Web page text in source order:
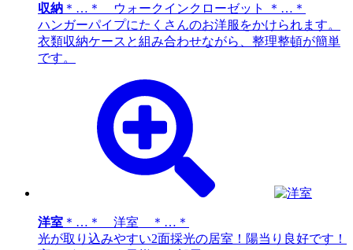
収納 ＊…＊ ウォークインクローゼット ＊…＊
ハンガーパイプにたくさんのお洋服をかけられます。
衣類収納ケースと組み合わせながら、整理整頓が簡単
です。
洋室 ＊…＊ 洋室 ＊…＊
光が取り込みやすい2面採光の居室！陽当り良好です！